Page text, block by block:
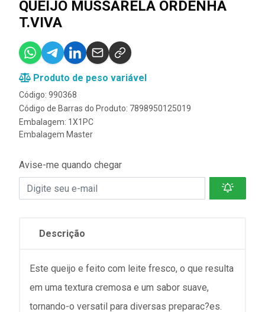
QUEIJO MUSSARELA ORDENHA
T.VIVA
Produto de peso variável
Código: 990368
Código de Barras do Produto: 7898950125019
Embalagem: 1X1PC
Embalagem Master
Avise-me quando chegar
Descrição
Este queijo e feito com leite fresco, o que resulta
em uma textura cremosa e um sabor suave,
tornando-o versatil para diversas preparac?es.